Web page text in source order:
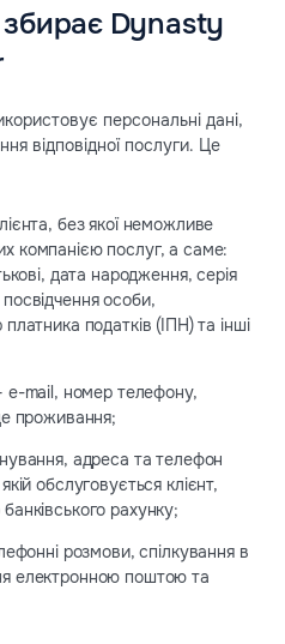
Dynasty
персональні дані,
відповідної послуги. Це
без якої неможливе
компанією послуг, а саме:
дата народження, серія
особи,
податків (ІПН) та інші
e-mail, номер телефону,
проживання;
адреса та телефон
обслуговується клієнт,
рахунку;
розмови, спілкування в
електронною поштою та